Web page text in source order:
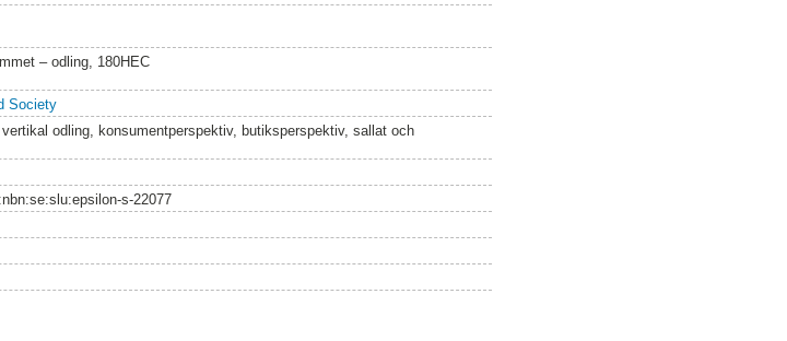
– odling, 180HEC
Society
odling, konsumentperspektiv, butiksperspektiv, sallat och
s-22077